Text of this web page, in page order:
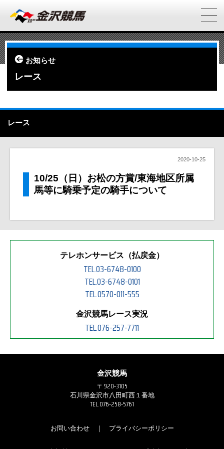
お知らせ
レース
レース
2020-10-25
10/25（日）お松の方賞/東海地区所属
馬等に騎乗予定の騎手について
テレホンサービス（払戻金）
TEL.03-6748-0100
TEL.03-6748-0101
TEL.0570-011-555
金沢競馬レース実況
TEL.076-257-7711
金沢競馬
〒920-3105
石川県金沢市八田町西１番地
TEL.076-258-5761
お問い合わせ｜ プライバシーポリシー